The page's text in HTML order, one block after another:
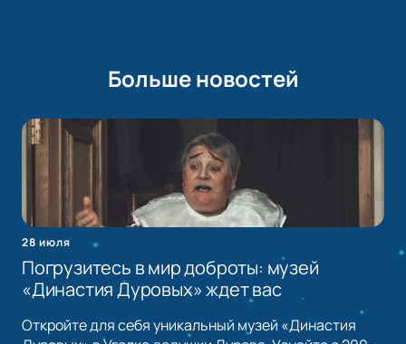
Больше новостей
28 июля
Погрузитесь в мир доброты: музей
«Династия Дуровых» ждет вас
Откройте для себя уникальный музей «Династия